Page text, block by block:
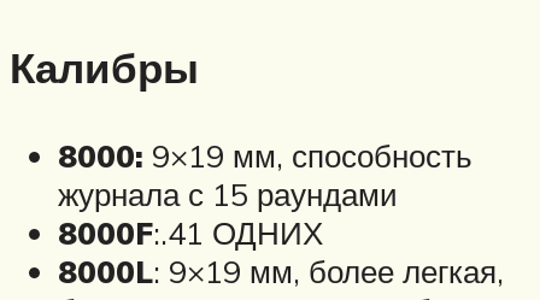
Калибры
8000: 9×19 мм, способность
журнала с 15 раундами
8000F:.41 ОДНИХ
8000L: 9×19 мм, более легкая,